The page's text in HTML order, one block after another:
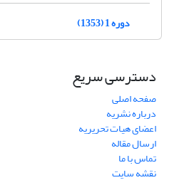
دوره 1 (1353)
دسترسی سریع
صفحه اصلی
درباره نشریه
اعضای هیات تحریریه
ارسال مقاله
تماس با ما
نقشه سایت